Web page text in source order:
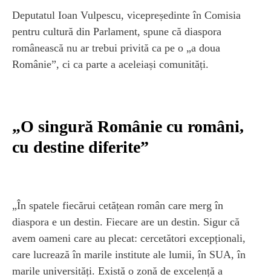
Deputatul Ioan Vulpescu, vicepreședinte în Comisia
pentru cultură din Parlament, spune că diaspora
românească nu ar trebui privită ca pe o „a doua
Românie”, ci ca parte a aceleiași comunități.
„O singură Românie cu români,
cu destine diferite”
„În spatele fiecărui cetățean român care merg în
diaspora e un destin. Fiecare are un destin. Sigur că
avem oameni care au plecat: cercetători excepționali,
care lucrează în marile institute ale lumii, în SUA, în
marile universități. Există o zonă de excelență a